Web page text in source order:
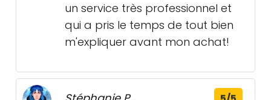
un service très professionnel et
qui a pris le temps de tout bien
m'expliquer avant mon achat!